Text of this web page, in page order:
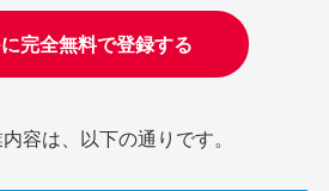
完全無料で登録する
容は、以下の通りです。